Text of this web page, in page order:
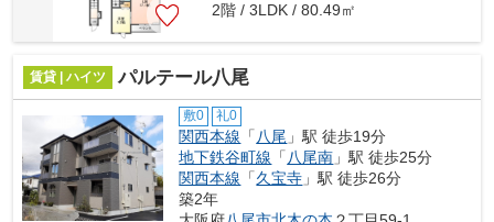
2階 / 3LDK / 80.49㎡
賃貸 | ハイツ パルテール八尾
敷0 礼0
関西本線 「 八尾 」駅 徒歩19分
地下鉄谷町線 「 八尾南 」駅 徒歩25分
関西本線 「久宝寺 」駅 徒歩26分
築2年